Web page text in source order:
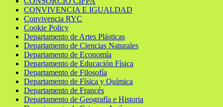
CONVIVENCIA E IGUALDAD
Convivencia RYC
Cookie Policy
Departamento de Artes Plásticas
Departamento de Ciencias Naturales
Departamento de Economía
Departamento de Educación Física
Departamento de Filosofía
Departamento de Física y Química
Departamento de Francés
Departamento de Geografía e Historia